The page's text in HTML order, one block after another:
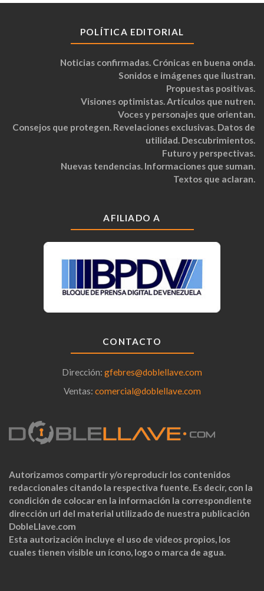
POLÍTICA EDITORIAL
Noticias confirmadas. Crónicas en buena onda.
Sonidos e imágenes que ilustran.
Propuestas positivas.
Visiones optimistas. Artículos que nutren.
Voces y personajes que orientan.
Consejos que protegen. Revelaciones exclusivas. Datos de
utilidad. Descubrimientos.
Futuro y perspectivas.
Nuevas tendencias. Informaciones que suman.
Textos que aclaran.
AFILIADO A
CONTACTO
Dirección: gfebres@doblellave.com
Ventas: comercial@doblellave.com
Autorizamos compartir y/o reproducir los contenidos
redaccionales citando la respectiva fuente. Es decir, con la
condición de colocar en la información la correspondiente
dirección url del material utilizado de nuestra publicación
DobleLlave.com
Esta autorización incluye el uso de videos propios, los
cuales tienen visible un ícono, logo o marca de agua.